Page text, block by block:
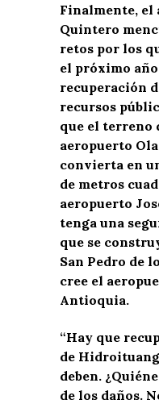
Finalmente, el
Quintero
retos por los
el próximo
recuperación
recursos
que el terreno
aeropuerto
convierta en
de metros
aeropuerto
tenga una
que se
San Pedro de
cree el
Antioquia.
“Hay que
de
deben.
de los daños.